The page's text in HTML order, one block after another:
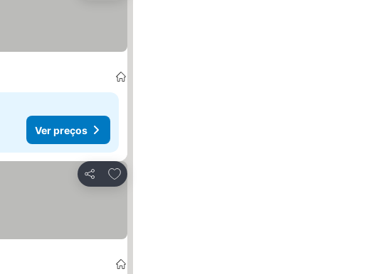
Ver preços
Partilhar
Adicionar aos favoritos